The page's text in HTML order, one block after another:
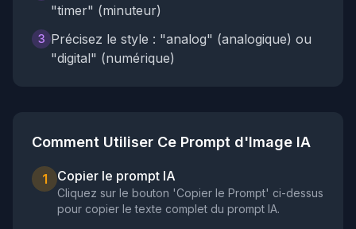
"timer" (minuteur)
3 Précisez le style : "analog" (analogique) ou
"digital" (numérique)
Comment Utiliser Ce Prompt d'Image IA
1 Copier le prompt IA
Cliquez sur le bouton 'Copier le Prompt' ci-dessus
pour copier le texte complet du prompt IA.